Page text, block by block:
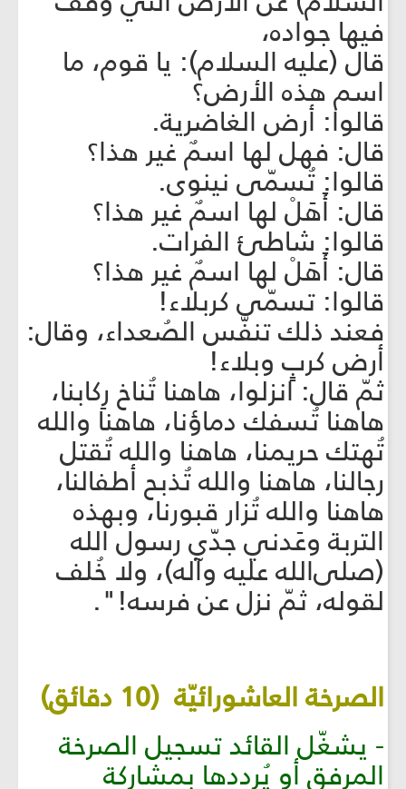
فيها جواده،
قال (عليه السلام): يا قوم، ما
اسم هذه الأرض؟
قالوا: أرض الغاضرية.
قال: فهل لها اسمٌ غير هذا؟
قالوا: تُسمّى نينوى.
قال: أَهَلْ لها اسمٌ غير هذا؟
قالوا: شاطئ الفرات.
قال: أَهَلْ لها اسمٌ غير هذا؟
قالوا: تسمّى كربلاء!
فعند ذلك تنفّس الصُعداء، وقال:
أرض كربٍ وبلاء!
ثمّ قال: انزلوا، هاهنا تُناخ رِكابنا،
هاهنا تُسفك دماؤنا، هاهنا والله
تُهتك حريمنا، هاهنا والله تُقتل
رجالنا، هاهنا والله تُذبح أطفالنا،
هاهنا والله تُزار قبورنا، وبهذه
التربة وعَدني جدّي رسول الله
(صلى‌الله ‌عليه ‌وآله)، ولا خُلف
لقوله، ثمّ نزل عن فرسه!".
الصرخة العاشورائيّة (10 دقائق)
- يشغّل القائد تسجيل الصرخة
المرفق أو يُرددها بمشاركة